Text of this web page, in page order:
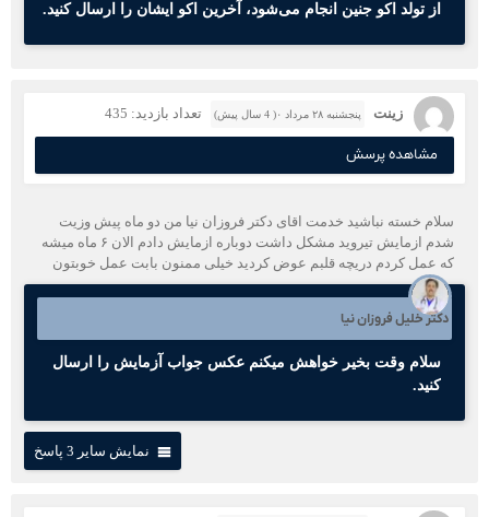
از تولد اکو جنین انجام می‌شود، آخرین اکو ایشان را ارسال کنید.
زینت پنجشنبه ۲۸ مرداد ۰( 4 سال پیش) تعداد بازدید: 435
مشاهده پرسش
سلام خسته نباشید خدمت اقای دکتر فروزان نیا من دو ماه پیش وزیت
شدم ازمایش تیروید مشکل داشت دوباره ازمایش دادم الان ۶ ماه میشه
که عمل کردم دریچه قلبم عوض کردید خیلی ممنون بابت عمل خوبتون
دکتر خلیل فروزان نیا
سلام وقت بخیر خواهش میکنم عکس جواب آزمایش را ارسال
کنید.
نمایش سایر 3 پاسخ